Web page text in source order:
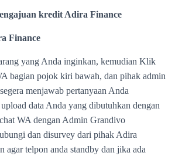
kredit Adira Finance
Finance
yang Anda inginkan, kemudian Klik
bagian pojok kiri bawah, dan pihak admin
menjawab pertanyaan Anda
data Anda yang dibutuhkan dengan
WA dengan Admin Grandivo
dan disurvey dari pihak Adira
agar telpon anda standby dan jika ada